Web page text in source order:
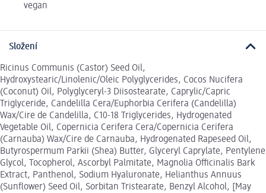
vegan
Složení
Ricinus Communis (Castor) Seed Oil,
Hydroxystearic/Linolenic/Oleic Polyglycerides, Cocos Nucifera
(Coconut) Oil, Polyglyceryl-3 Diisostearate, Caprylic/Capric
Triglyceride, Candelilla Cera/Euphorbia Cerifera (Candelilla)
Wax/Cire de Candelilla, C10-18 Triglycerides, Hydrogenated
Vegetable Oil, Copernicia Cerifera Cera/Copernicia Cerifera
(Carnauba) Wax/Cire de Carnauba, Hydrogenated Rapeseed Oil,
Butyrospermum Parkii (Shea) Butter, Glyceryl Caprylate, Pentylene
Glycol, Tocopherol, Ascorbyl Palmitate, Magnolia Officinalis Bark
Extract, Panthenol, Sodium Hyaluronate, Helianthus Annuus
(Sunflower) Seed Oil, Sorbitan Tristearate, Benzyl Alcohol, [May